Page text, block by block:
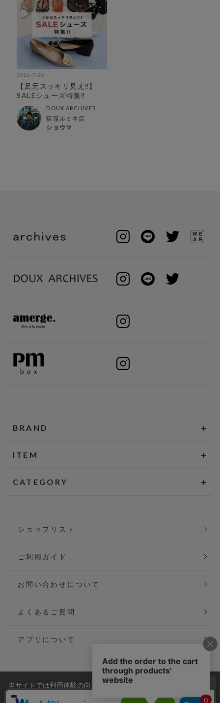
2026-7-28
【足元スッキリ見え‼︎】
SALEシューズ特集‼︎
DOUX ARCHIVES
荻窪ルミネ店
ショウマ
BRAND
ITEM
CATEGORY
ショップリスト
ご利用ガイド
お問い合わせについて
よくあるご質問
アプリについて
会社概要
当サイトでは利用体験の向上およびコンテンツの最適な提供、ト
ラフィックの分析を目的としてCookieを使用しています。